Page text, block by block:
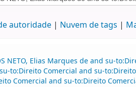
autoridade Nuvem de tags
Elias Marques de and su-
to:Direito Comercial and su-
Comercial and su-to:Direito